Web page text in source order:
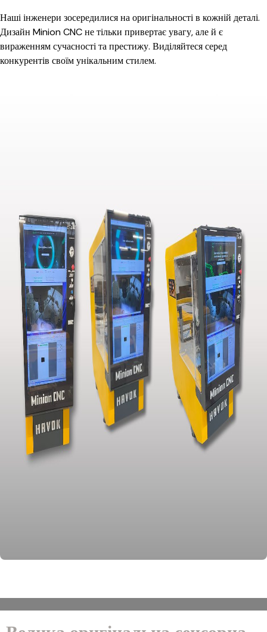
Наші інженери зосередилися на оригінальності в кожній деталі.
Дизайн Minion CNC не тільки привертає увагу, але й є
вираженням сучасності та престижу. Виділяйтеся серед
конкурентів своїм унікальним стилем.